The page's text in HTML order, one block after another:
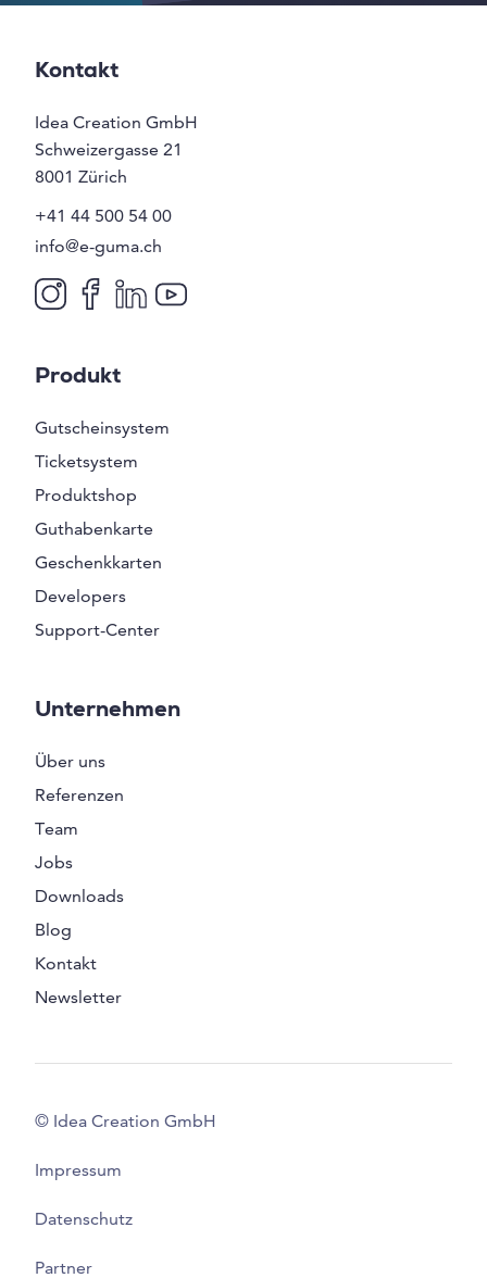
Kontakt
Idea Creation GmbH
Schweizergasse 21
8001 Zürich
+41 44 500 54 00
info@e-guma.ch
Produkt
Gutscheinsystem
Ticketsystem
Produktshop
Guthabenkarte
Geschenkkarten
Developers
Support-Center
Unternehmen
Über uns
Referenzen
Team
Jobs
Downloads
Blog
Kontakt
Newsletter
© Idea Creation GmbH
Impressum
Datenschutz
Partner